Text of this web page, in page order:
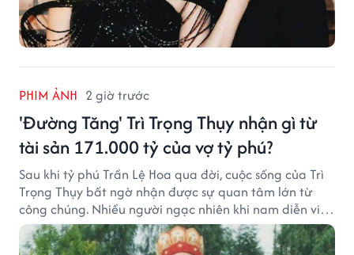
PHIM ẢNH 2 giờ trước
'Đường Tăng' Trì Trọng Thụy nhận gì từ
tài sản 171.000 tỷ của vợ tỷ phú?
Sau khi tỷ phú Trần Lệ Hoa qua đời, cuộc sống của Trì
Trọng Thụy bất ngờ nhận được sự quan tâm lớn từ
công chúng. Nhiều người ngạc nhiên khi nam diễn viên
nổi tiếng với vai Đường Tăng không xuất hiện trong
danh sách thừa kế khối tài sản hàng chục tỷ NDT.